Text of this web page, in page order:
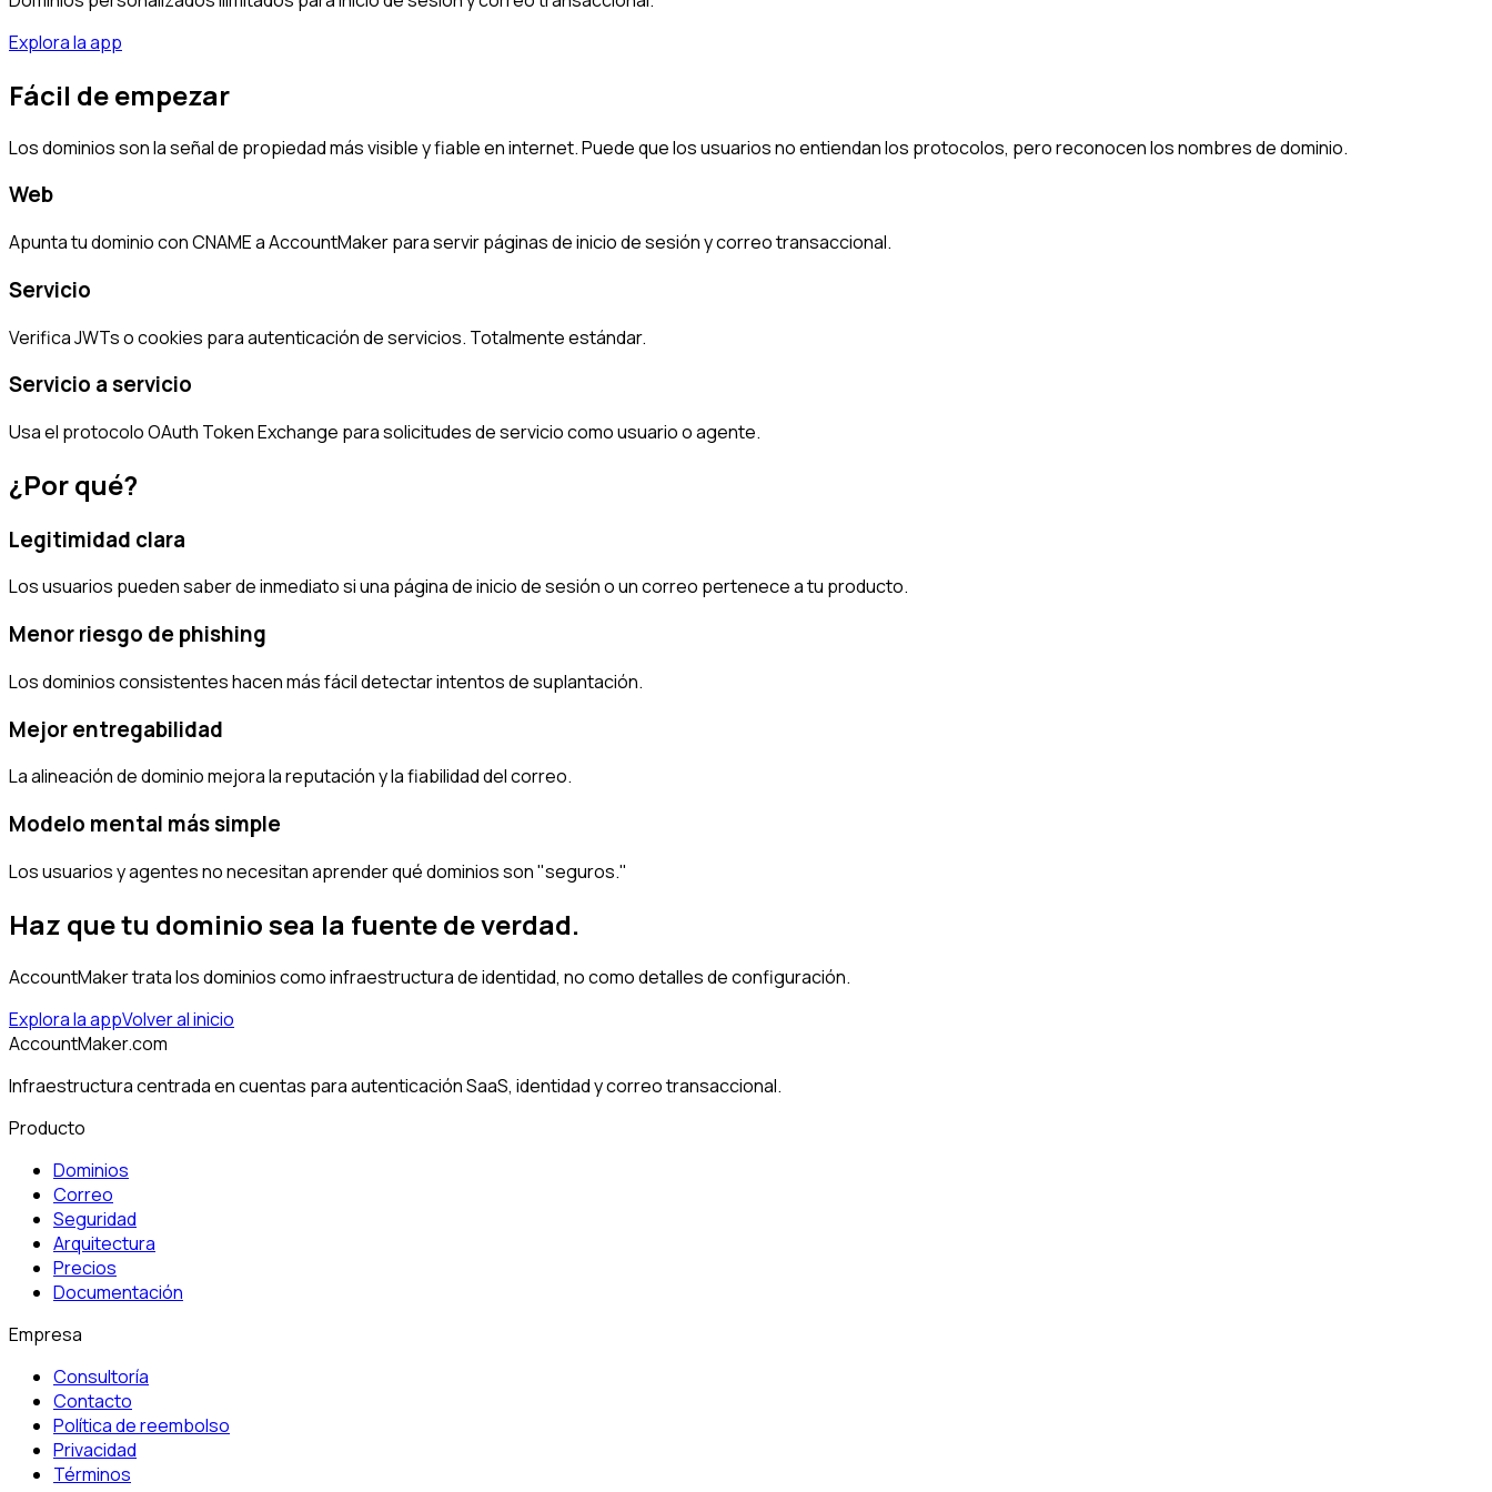
Explora la app
Fácil de empezar
Los dominios son la señal de propiedad más visible y fiable en internet. Puede que los usuarios no entiendan los protocolos, pero reconocen los nombres de dominio.
Web
Apunta tu dominio con CNAME a AccountMaker para servir páginas de inicio de sesión y correo transaccional.
Servicio
Verifica JWTs o cookies para autenticación de servicios. Totalmente estándar.
Servicio a servicio
Usa el protocolo OAuth Token Exchange para solicitudes de servicio como usuario o agente.
¿Por qué?
Legitimidad clara
Los usuarios pueden saber de inmediato si una página de inicio de sesión o un correo pertenece a tu producto.
Menor riesgo de phishing
Los dominios consistentes hacen más fácil detectar intentos de suplantación.
Mejor entregabilidad
La alineación de dominio mejora la reputación y la fiabilidad del correo.
Modelo mental más simple
Los usuarios y agentes no necesitan aprender qué dominios son "seguros."
Haz que tu dominio sea la fuente de verdad.
AccountMaker trata los dominios como infraestructura de identidad, no como detalles de configuración.
Explora la appVolver al inicio
AccountMaker.com
Infraestructura centrada en cuentas para autenticación SaaS, identidad y correo transaccional.
Producto
Dominios
Correo
Seguridad
Arquitectura
Precios
Documentación
Empresa
Consultoría
Contacto
Política de reembolso
Privacidad
Términos